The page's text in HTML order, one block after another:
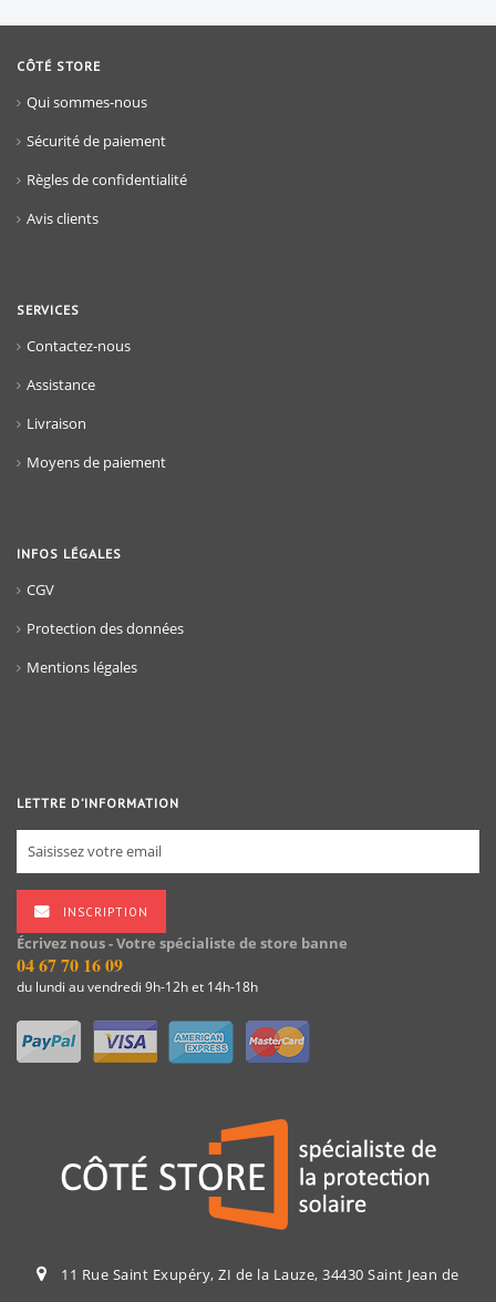
CÔTÉ STORE
Qui sommes-nous
Sécurité de paiement
Règles de confidentialité
Avis clients
SERVICES
Contactez-nous
Assistance
Livraison
Moyens de paiement
INFOS LÉGALES
CGV
Protection des données
Mentions légales
LETTRE D’INFORMATION
INSCRIPTION
Écrivez nous - Votre spécialiste de store banne
04 67 70 16 09
du lundi au vendredi 9h-12h et 14h-18h
11 Rue Saint Exupéry, ZI de la Lauze, 34430 Saint Jean de